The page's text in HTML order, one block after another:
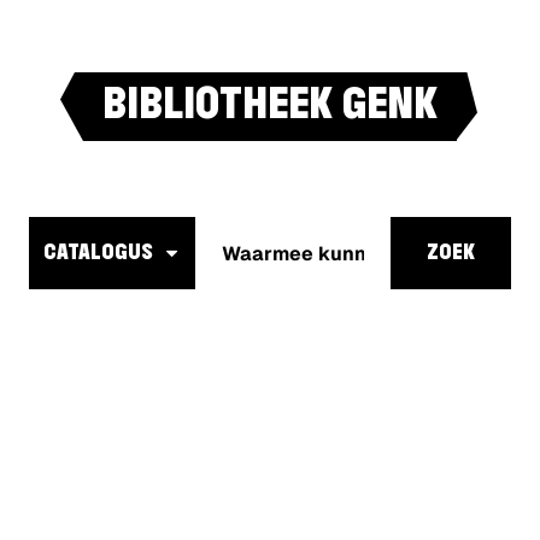
BIBLIOTHEEK GENK
CATALOGUS
kunnen
ZOEK